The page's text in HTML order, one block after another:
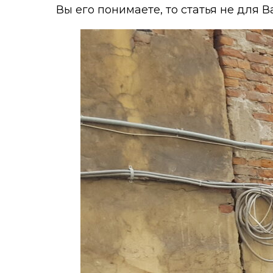
Вы его понимаете, то статья не для